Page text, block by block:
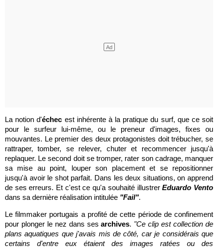
La notion d'échec est inhérente à la pratique du surf, que ce soit
pour le surfeur lui-même, ou le preneur d'images, fixes ou
mouvantes. Le premier des deux protagonistes doit trébucher, se
rattraper, tomber, se relever, chuter et recommencer jusqu'à
replaquer. Le second doit se tromper, rater son cadrage, manquer
sa mise au point, louper son placement et se repositionner
jusqu'à avoir le shot parfait. Dans les deux situations, on apprend
de ses erreurs. Et c'est ce qu'a souhaité illustrerEduardo Vento
dans sa dernière réalisation intitulée "Fail".
Le filmmaker portugais a profité de cette période de confinement
pour plonger le nez dans sesarchives. "Ce clip est collection de
plans aquatiques que j'avais mis de côté, car je considérais que
certains d'entre eux étaient des images ratées ou des